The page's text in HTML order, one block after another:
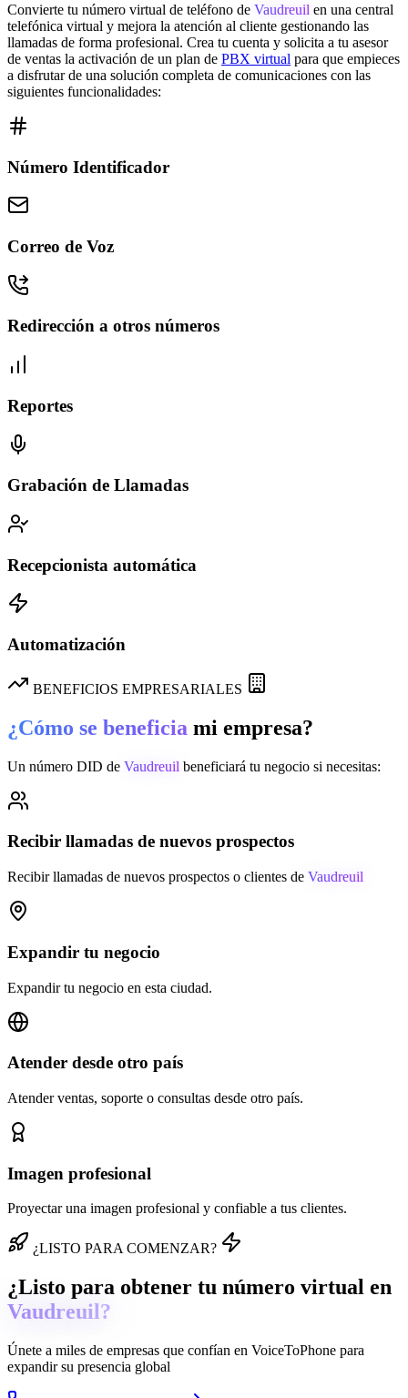
Convierte tu número virtual de teléfono de Vaudreuil en una central
telefónica virtual y mejora la atención al cliente gestionando las
llamadas de forma profesional. Crea tu cuenta y solicita a tu asesor
de ventas la activación de un plan de PBX virtual para que empieces
a disfrutar de una solución completa de comunicaciones con las
siguientes funcionalidades:
Número Identificador
Correo de Voz
Redirección a otros números
Reportes
Grabación de Llamadas
Recepcionista automática
Automatización
BENEFICIOS EMPRESARIALES
¿Cómo se beneficia mi empresa?
Un número DID de Vaudreuil beneficiará tu negocio si necesitas:
Recibir llamadas de nuevos prospectos
Recibir llamadas de nuevos prospectos o clientes de Vaudreuil
Expandir tu negocio
Expandir tu negocio en esta ciudad.
Atender desde otro país
Atender ventas, soporte o consultas desde otro país.
Imagen profesional
Proyectar una imagen profesional y confiable a tus clientes.
¿LISTO PARA COMENZAR?
¿Listo para obtener tu número virtual en
Vaudreuil?
Únete a miles de empresas que confían en VoiceToPhone para
expandir su presencia global